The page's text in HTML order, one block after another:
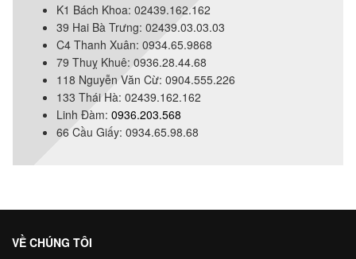
K1 Bách Khoa: 02439.162.162
39 Hai Bà Trưng: 02439.03.03.03
C4 Thanh Xuân: 0934.65.9868
79 Thuỵ Khuê: 0936.28.44.68
118 Nguyễn Văn Cừ: 0904.555.226
133 Thái Hà: 02439.162.162
Linh Đàm: 0936.203.568
66 Cầu Giấy: 0934.65.98.68
VỀ CHÚNG TÔI